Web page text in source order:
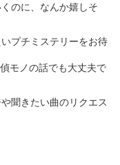
のに、なんか嬉しそ
プチミステリーをお待
モノの話でも大丈夫で
聞きたい曲のリクエス